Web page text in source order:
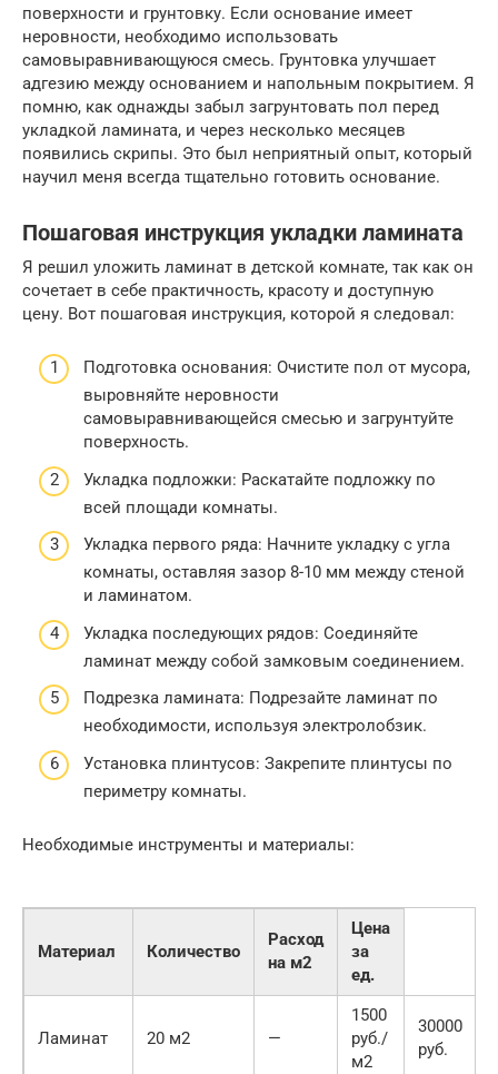
поверхности и грунтовку. Если основание имеет
неровности, необходимо использовать
самовыравнивающуюся смесь. Грунтовка улучшает
адгезию между основанием и напольным покрытием. Я
помню, как однажды забыл загрунтовать пол перед
укладкой ламината, и через несколько месяцев
появились скрипы. Это был неприятный опыт, который
научил меня всегда тщательно готовить основание.
Пошаговая инструкция укладки ламината
Я решил уложить ламинат в детской комнате, так как он
сочетает в себе практичность, красоту и доступную
цену. Вот пошаговая инструкция, которой я следовал:
Подготовка основания: Очистите пол от мусора,
выровняйте неровности
самовыравнивающейся смесью и загрунтуйте
поверхность.
Укладка подложки: Раскатайте подложку по
всей площади комнаты.
Укладка первого ряда: Начните укладку с угла
комнаты, оставляя зазор 8-10 мм между стеной
и ламинатом.
Укладка последующих рядов: Соединяйте
ламинат между собой замковым соединением.
Подрезка ламината: Подрезайте ламинат по
необходимости, используя электролобзик.
Установка плинтусов: Закрепите плинтусы по
периметру комнаты.
Необходимые инструменты и материалы:
Материал Количество
Расход
на м2
Цена
за
ед.
Ламинат 20 м2 —
1500
руб./
м2
30000
руб.